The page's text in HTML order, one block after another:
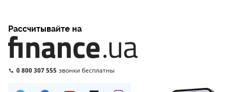
Рассчитывайте на
0 800 307 555 звонки бесплатны